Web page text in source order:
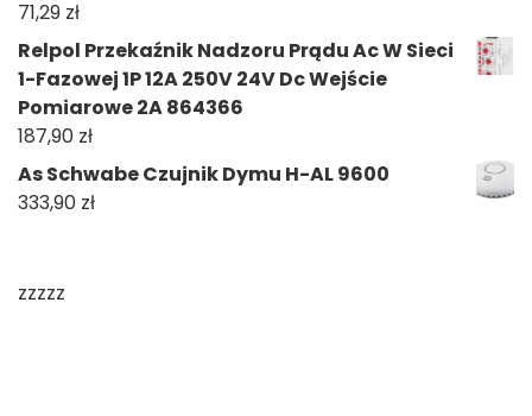
71,29 zł
Relpol Przekaźnik Nadzoru Prądu Ac W Sieci
1-Fazowej 1P 12A 250V 24V Dc Wejście
Pomiarowe 2A 864366
187,90 zł
As Schwabe Czujnik Dymu H-AL 9600
333,90 zł
zzzzz